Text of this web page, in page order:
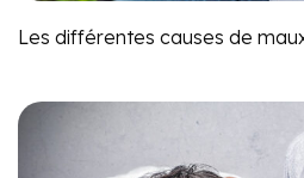
Les différentes causes de